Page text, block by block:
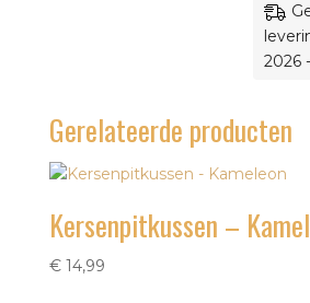
2026
Gerelateerde producten
Kersenpitkussen –
€14,99